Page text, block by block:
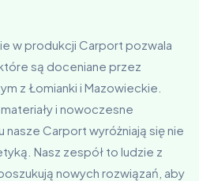
w produkcji Carport pozwala
są doceniane przez
z Łomianki i Mazowieckie.
i nowoczesne
Carport wyróżniają się nie
Nasz zespół to ludzie z
nowych rozwiązań, aby